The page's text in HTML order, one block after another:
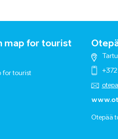
map for tourist
for tourist
Otepää